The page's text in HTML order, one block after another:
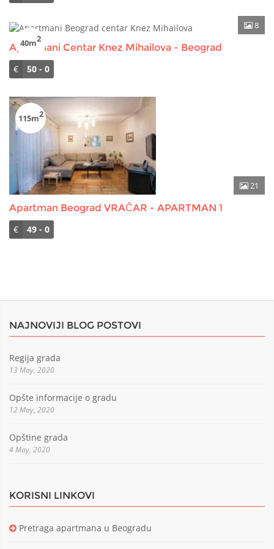
8
40m2
Apartmani Centar Knez Mihailova - Beograd
€
50 - 0
21
115m2
Apartman Beograd VRAČAR - APARTMAN 1
€
49 - 0
NAJNOVIJI BLOG POSTOVI
Regija grada
13 May, 2020
Opšte informacije o gradu
12 May, 2020
Opštine grada
4 May, 2020
KORISNI LINKOVI
Pretraga apartmana u Beogradu